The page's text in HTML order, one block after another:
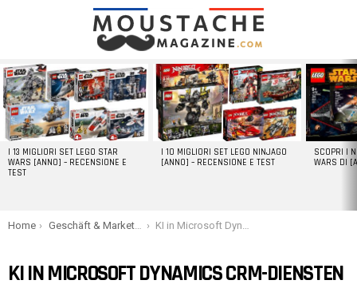
LATEST
STORIES
I 13 MIGLIORI SET LEGO STAR
WARS [ANNO] – RECENSIONE E
TEST
I 10 MIGLIORI SET LEGO NINJAGO
[ANNO] – RECENSIONE E TEST
SCOPRI I
WARS DI
You are here:
Home Geschäft & Marketing KI in Microsoft Dynamics CRM-Diensten
KI IN MICROSOFT DYNAMICS CRM-DIENSTEN